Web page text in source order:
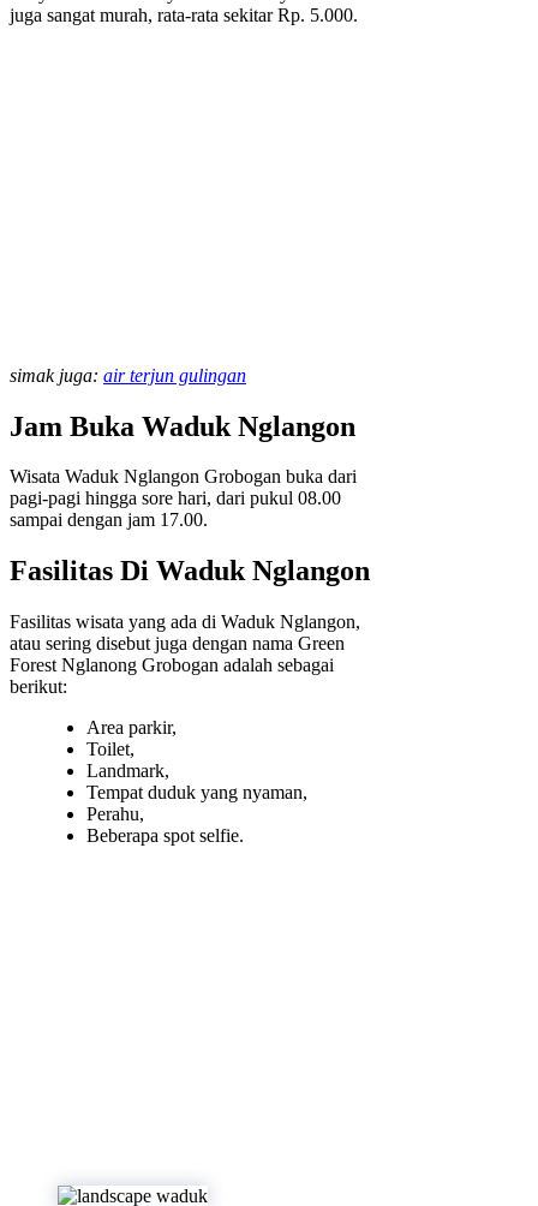
juga sangat murah, rata-rata sekitar Rp. 5.000.
simak juga: air terjun gulingan
Jam Buka Waduk Nglangon
Wisata Waduk Nglangon Grobogan buka dari
pagi-pagi hingga sore hari, dari pukul 08.00
sampai dengan jam 17.00.
Fasilitas Di Waduk Nglangon
Fasilitas wisata yang ada di Waduk Nglangon,
atau sering disebut juga dengan nama Green
Forest Nglanong Grobogan adalah sebagai
berikut:
Area parkir,
Toilet,
Landmark,
Tempat duduk yang nyaman,
Perahu,
Beberapa spot selfie.